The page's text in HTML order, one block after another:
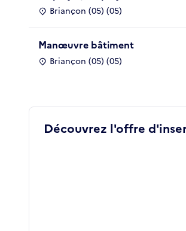
Briançon (05) (05)
Manœuvre bâtiment
Briançon (05) (05)
Découvrez l'offre